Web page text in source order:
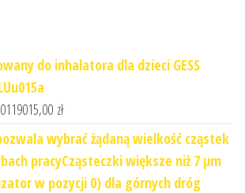
do inhalatora dla dzieci GESS
zł
wybrać żądaną wielkość cząstek
pracyCząsteczki większe niż 7 μm
w pozycji 0) dla górnych dróg